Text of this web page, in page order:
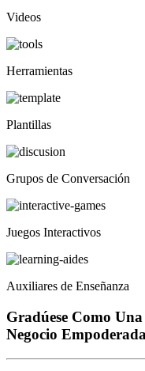
Videos
Herramientas
Plantillas
Grupos de Conversación
Juegos Interactivos
Auxiliares de Enseñanza
Gradúese Como
Negocio Empoderada